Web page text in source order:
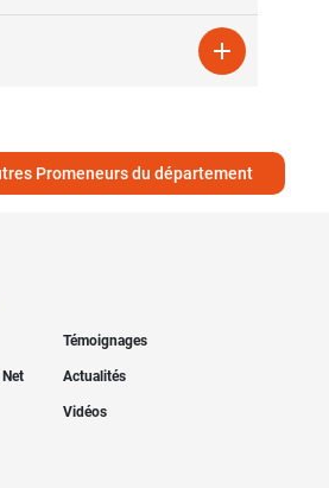

Promeneurs du département
Témoignages
Actualités
Vidéos